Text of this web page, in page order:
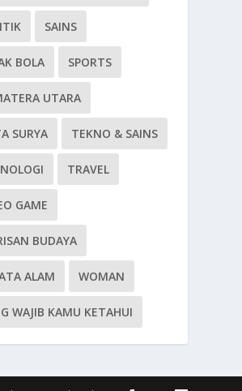
SAINS
BOLA SPORTS
UTARA
SURYA TEKNO & SAINS
TRAVEL
GAME
BUDAYA
ALAM WOMAN
WAJIB KAMU KETAHUI